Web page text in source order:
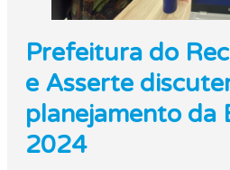
Prefeitura do
e Asserte
planejamento da
2024